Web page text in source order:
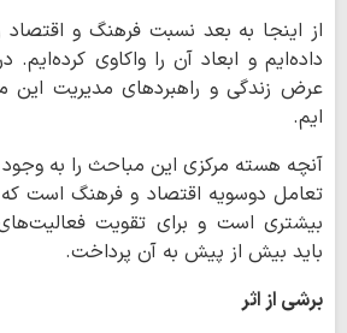
از اینجا به بعد نسبت فرهنگ و اقتصاد
داده‌ایم و ابعاد آن را واکاوی
عرض زندگی و راهبردهای مدیریت این
ایم.
آنچه هسته مرکزی این مباحث را به
تعامل دوسویه اقتصاد و فرهنگ است
بیشتری است و برای تقویت
باید بیش از پیش به آن پرداخت.
برشی از اثر